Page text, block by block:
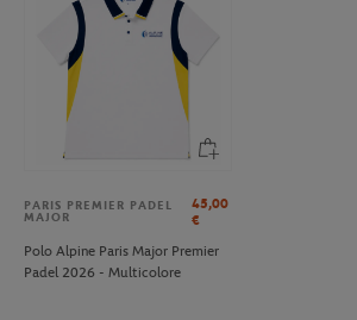
PARIS PREMIER PADEL
MAJOR
45,00
€
Polo Alpine Paris Major Premier
Padel 2026 - Multicolore